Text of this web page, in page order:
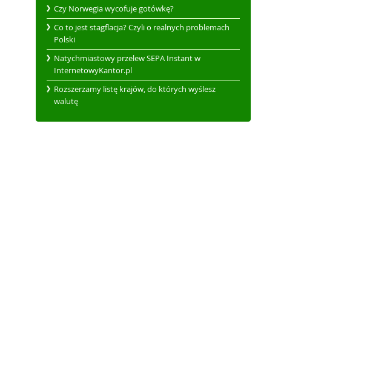
Czy Norwegia wycofuje gotówkę?
Co to jest stagflacja? Czyli o realnych problemach
Polski
Natychmiastowy przelew SEPA Instant w
InternetowyKantor.pl
Rozszerzamy listę krajów, do których wyślesz
walutę